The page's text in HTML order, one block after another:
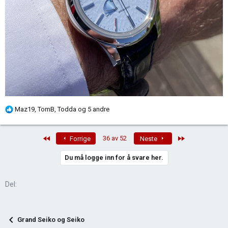
R
n
Maz19 ,TomB ,Todda og 5 andre
Forrige 36 av 52 Neste
Du må logge inn for å svare her.
Del:
Grand Seiko og Seiko